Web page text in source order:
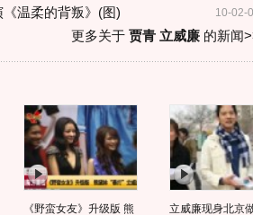
10-02-
温柔的背叛》(图)
更多关于 贾青 立威廉的新闻
《野蛮女友》升级版 熊
立威廉现身北京